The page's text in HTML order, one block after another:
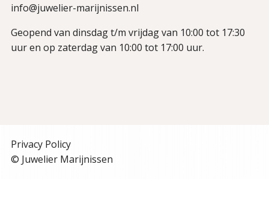
info@juwelier-marijnissen.nl
Geopend van dinsdag t/m vrijdag van 10:00 tot 17:30
uur en op zaterdag van 10:00 tot 17:00 uur.
Privacy Policy
© Juwelier Marijnissen